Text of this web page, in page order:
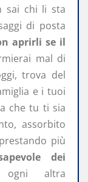
sai chi li sta
di posta
aprirli se il
mal di
trova del
e i tuoi
che tu ti sia
assorbito
più
dei
altra